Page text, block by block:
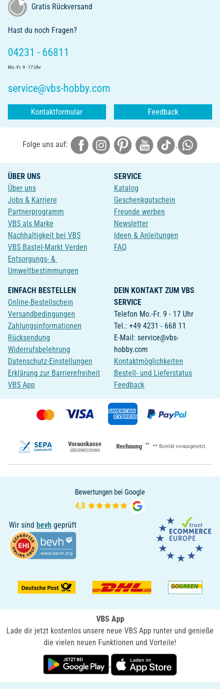
Gratis Rückversand
Hast du noch Fragen?
04231 - 66811
Mo.-Fr. 9 - 17 Uhr
service@vbs-hobby.com
Kontaktformular Feedback
Folge uns auf:
ÜBER UNS
Über uns
Jobs & Karriere
Partnerprogramm
VBS als Marke
Nachhaltigkeit bei VBS
VBS Bastel-Markt Verden
Entsorgungs- &
Umweltbestimmungen
SERVICE
Katalog
Geschenkgutschein
Freunde werben
Newsletter
Ideen & Anleitungen
FAQ
EINFACH BESTELLEN
Online-Bestellschein
Versandbedingungen
Zahlungsinformationen
Rücksendung
Widerrufsbelehrung
Datenschutz-Einstellungen
Erklärung zur Barrierefreiheit
VBS App
DEIN KONTAKT ZUM VBS
SERVICE
Telefon Mo.-Fr. 9 - 17 Uhr
Tel.: +49 4231 - 668 11
E-Mail: service@vbs-
hobby.com
Kontaktmöglichkeiten
Bestell- und Lieferstatus
Feedback
** ** Bonität vorausgesetzt
Wir sind bevh geprüft
VBS App
Lade dir jetzt kostenlos unsere neue VBS App runter und genieße
die vielen neuen Funktionen und Vorteile!